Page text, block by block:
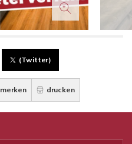
(Twitter)
merken drucken